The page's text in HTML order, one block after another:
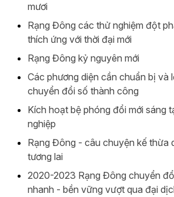
mươi
Rạng Đông các thử nghiệm đột
thích ứng với thời đại mới
Rạng Đông kỷ nguyên mới
Các phương diện cần chuẩn bị và
chuyển đổi số thành công​
Kích hoạt bệ phóng đổi mới sáng
nghiệp
Rạng Đông - câu chuyện kế thừa
tương lai
2020-2023 Rạng Đông chuyển
nhanh - bền vững vượt qua đại